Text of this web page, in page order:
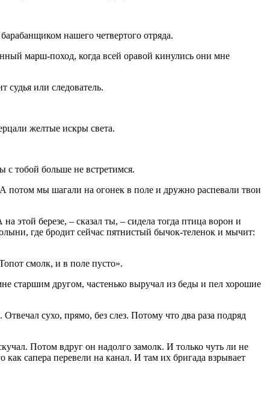
нашего четвертого отряда.
марш-поход, когда всей оравой кинулись они мне
судья или следователь.
желтые искры света.
с тобой больше не встретимся.
потом мы шагали на огонек в поле и дружно распевали твои
этой березе, – сказал ты, – сидела тогда птица ворон и
где бродит сейчас пятнистый бычок-теленок и мычит:
смолк, и в поле пусто».
старшим другом, частенько выручал из беды и пел хорошие
сухо, прямо, без слез. Потому что два раза подряд
Потом вдруг он надолго замолк. И только чуть ли не
сапера перевели на канал. И там их бригада взрывает